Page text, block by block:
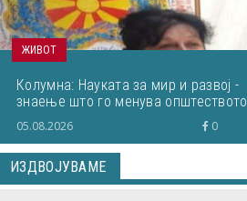
ЖИВОТ
Колумна: Науката за мир и развој -
знаење што го менува општеството
05.08.2026 0
ИЗДВОЈУВАМЕ